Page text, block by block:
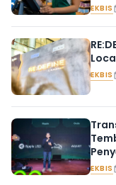
EKBIS
EKBIS
EKBIS